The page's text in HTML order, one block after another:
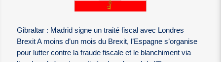
Gibraltar : Madrid signe un traité fiscal avec Londres
Brexit A moins d’un mois du Brexit, l’Espagne s’organise
pour lutter contre la fraude fiscale et le blanchiment via